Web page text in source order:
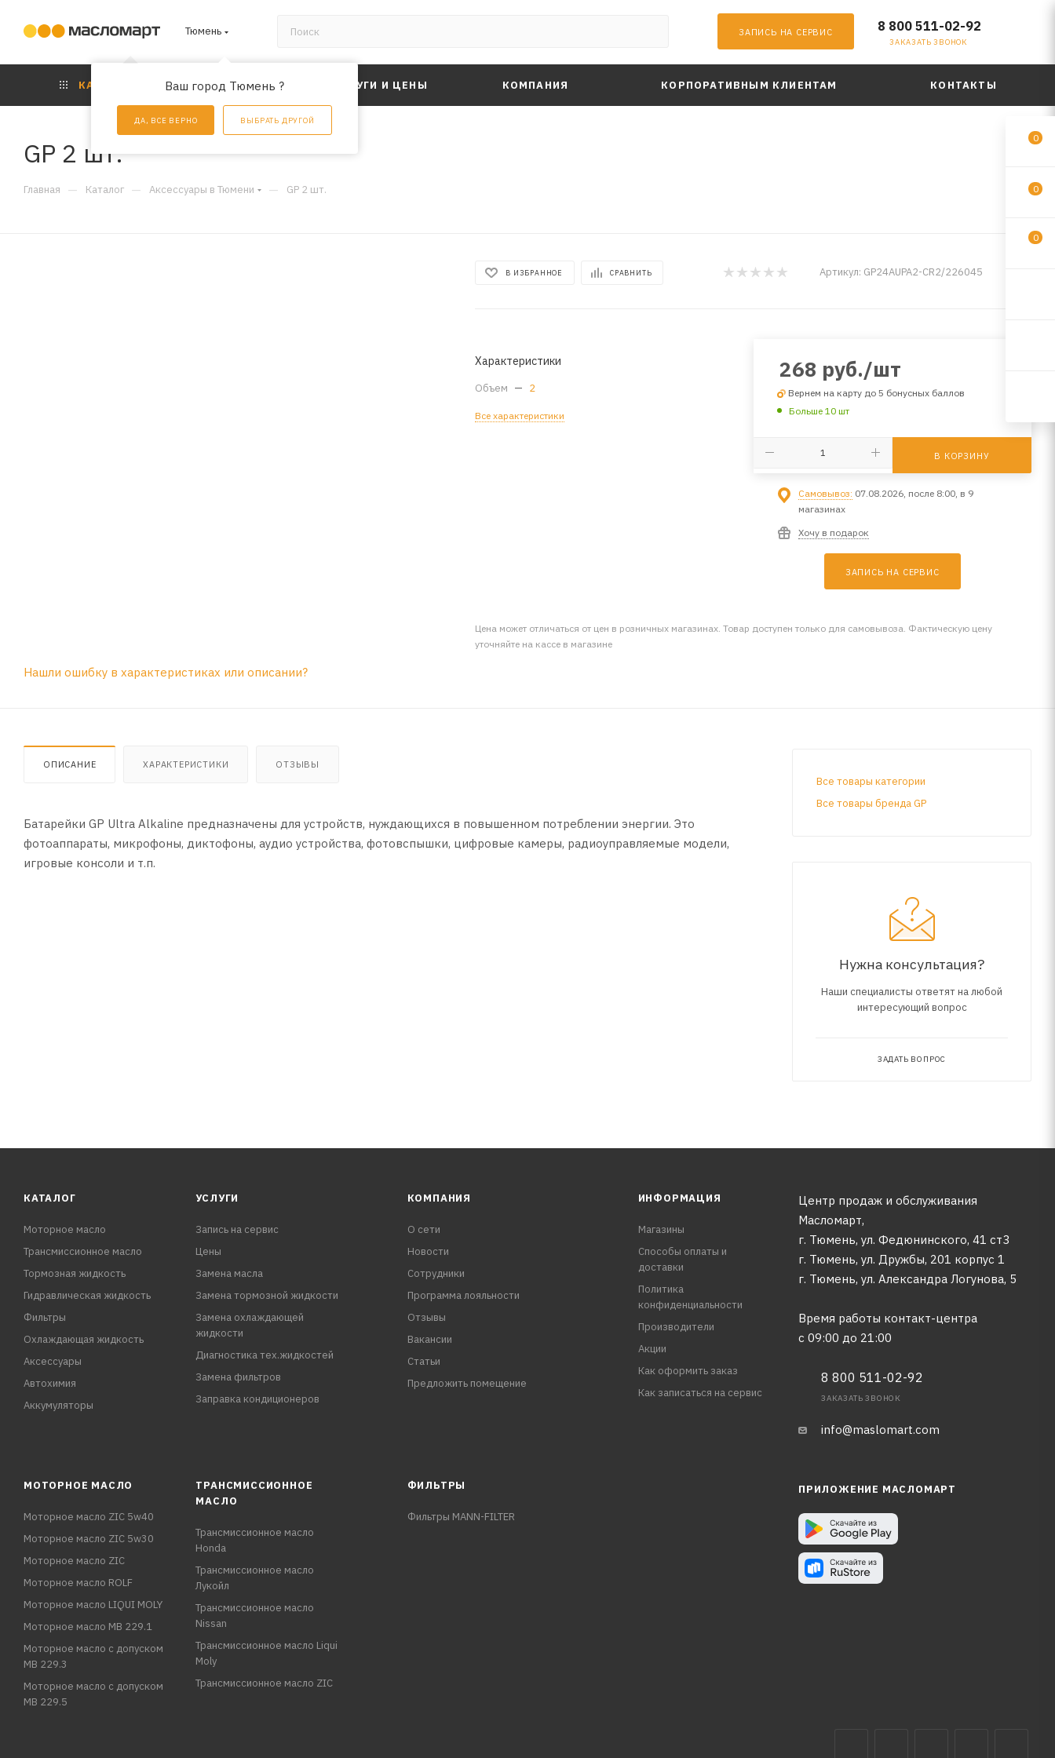
Тюмень
Ваш город Тюмень ?
ДА, ВСЕ ВЕРНО ВЫБРАТЬ ДРУГОЙ
ЗАПИСЬ НА СЕРВИС 8 800 511-02-92
ЗАКАЗАТЬ ЗВОНОК
КАТАЛОГ АКЦИИ УСЛУГИ И ЦЕНЫ КОМПАНИЯ КОРПОРАТИВНЫМ КЛИЕНТАМ КОНТАКТЫ
GP 2 шт.
Главная — Каталог — Аксессуары в Тюмени — GP 2 шт.
В ИЗБРАННОЕ СРАВНИТЬ Артикул: GP24AUPA2-CR2/226045
Характеристики
Объем — 2
Все характеристики
268 руб./шт
Вернем на карту до 5 бонусных баллов
Больше 10 шт
В КОРЗИНУ
Самовывоз: 07.08.2026, после 8:00, в 9
магазинах
Хочу в подарок
ЗАПИСЬ НА СЕРВИС
Цена может отличаться от цен в розничных магазинах. Товар доступен только для самовывоза. Фактическую цену
уточняйте на кассе в магазине
Нашли ошибку в характеристиках или описании?
ОПИСАНИЕ ХАРАКТЕРИСТИКИ ОТЗЫВЫ
Батарейки GP Ultra Alkaline предназначены для устройств, нуждающихся в повышенном потреблении энергии. Это
фотоаппараты, микрофоны, диктофоны, аудио устройства, фотовспышки, цифровые камеры, радиоуправляемые модели,
игровые консоли и т.п.
Все товары категории
Все товары бренда GP
Нужна консультация?
Наши специалисты ответят на любой
интересующий вопрос
ЗАДАТЬ ВОПРОС
КАТАЛОГ
Моторное масло
Трансмиссионное масло
Тормозная жидкость
Гидравлическая жидкость
Фильтры
Охлаждающая жидкость
Аксессуары
Автохимия
Аккумуляторы
УСЛУГИ
Запись на сервис
Цены
Замена масла
Замена тормозной жидкости
Замена охлаждающей
жидкости
Диагностика тех.жидкостей
Замена фильтров
Заправка кондиционеров
КОМПАНИЯ
О сети
Новости
Сотрудники
Программа лояльности
Отзывы
Вакансии
Статьи
Предложить помещение
ИНФОРМАЦИЯ
Магазины
Способы оплаты и
доставки
Политика
конфиденциальности
Производители
Акции
Как оформить заказ
Как записаться на сервис
Центр продаж и обслуживания
Масломарт,
г. Тюмень, ул. Федюнинского, 41 ст3
г. Тюмень, ул. Дружбы, 201 корпус 1
г. Тюмень, ул. Александра Логунова, 5
Время работы контакт-центра
с 09:00 до 21:00
8 800 511-02-92
ЗАКАЗАТЬ ЗВОНОК
info@maslomart.com
МОТОРНОЕ МАСЛО
Моторное масло ZIC 5w40
Моторное масло ZIC 5w30
Моторное масло ZIC
Моторное масло ROLF
Моторное масло LIQUI MOLY
Моторное масло MB 229.1
Моторное масло с допуском
MB 229.3
Моторное масло с допуском
MB 229.5
ТРАНСМИССИОННОЕ
МАСЛО
Трансмиссионное масло
Honda
Трансмиссионное масло
Лукойл
Трансмиссионное масло
Nissan
Трансмиссионное масло Liqui
Moly
Трансмиссионное масло ZIC
ФИЛЬТРЫ
Фильтры MANN-FILTER
ПРИЛОЖЕНИЕ МАСЛОМАРТ
0
0
0